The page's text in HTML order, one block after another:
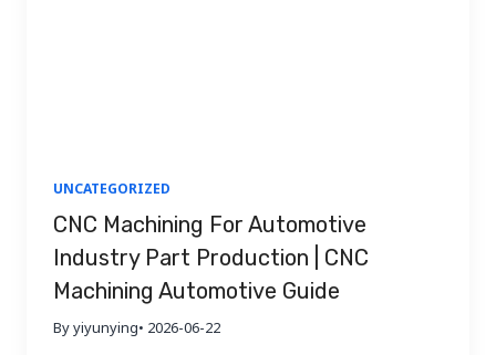
UNCATEGORIZED
CNC Machining For Automotive
Industry Part Production | CNC
Machining Automotive Guide
By yiyunying• 2026-06-22